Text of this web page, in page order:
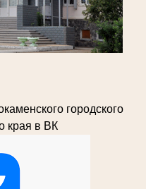
городского
края в ВК